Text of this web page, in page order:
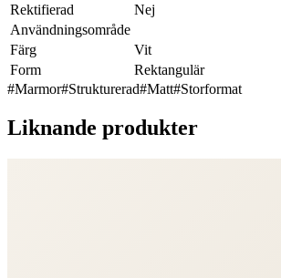
Rektifierad
Nej
Användningsområde
Färg
Vit
Form
Rektangulär
#Marmor#Strukturerad#Matt#Storformat
Liknande produkter